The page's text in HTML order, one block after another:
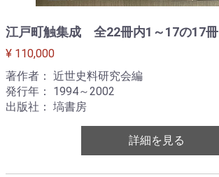
江戸町触集成 全22冊内1～17の17冊
¥ 110,000
著作者： 近世史料研究会編
発行年： 1994～2002
出版社： 塙書房
詳細を見る